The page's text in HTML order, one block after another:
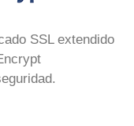
SSL extendido